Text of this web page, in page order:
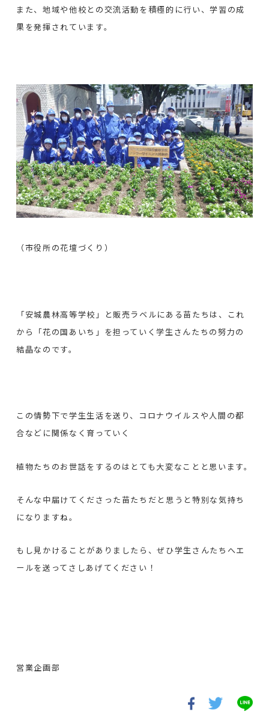
また、地域や他校との交流活動を積極的に行い、学習の成
果を発揮されています。
（市役所の花壇づくり）
「安城農林高等学校」と販売ラベルにある苗たちは、これ
から「花の国あいち」を担っていく学生さんたちの努力の
結晶なのです。
この情勢下で学生生活を送り、コロナウイルスや人間の都
合などに関係なく育っていく
植物たちのお世話をするのはとても大変なことと思います。
そんな中届けてくださった苗たちだと思うと特別な気持ち
になりますね。
もし見かけることがありましたら、ぜひ学生さんたちへエ
ールを送ってさしあげてください！
営業企画部